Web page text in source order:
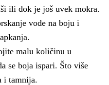
ili dok je još uvek mokra.
vode na boju i
malu količinu u
se boja ispari. Što više
i tamnija.